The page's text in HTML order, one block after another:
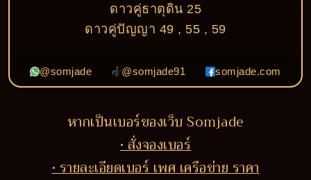
ดาวคู่ธาตุดิน 25
ดาวคู่ปัญญา 49 , 55 , 59
@somjade @somjade91 somjade.com
หากเป็นเบอร์ของเว็บ Somjade
• สั่งจองเบอร์
• รายละเอียดเบอร์ เพศ เครือข่าย ราคา